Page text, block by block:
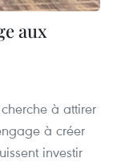
aux
à attirer
à créer
investir